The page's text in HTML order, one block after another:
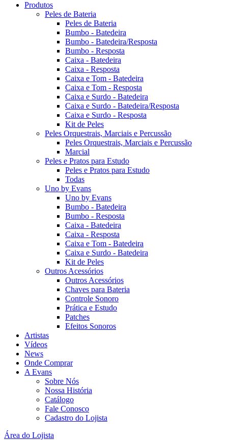
Produtos
Peles de Bateria
Peles de Bateria
Bumbo - Batedeira
Bumbo - Batedeira/Resposta
Bumbo - Resposta
Caixa - Batedeira
Caixa - Resposta
Caixa e Tom - Batedeira
Caixa e Tom - Resposta
Caixa e Surdo - Batedeira
Caixa e Surdo - Batedeira/Resposta
Caixa e Surdo - Resposta
Kit de Peles
Peles Orquestrais, Marciais e Percussão
Peles Orquestrais, Marciais e Percussão
Marcial
Peles e Pratos para Estudo
Peles e Pratos para Estudo
Todas
Uno by Evans
Uno by Evans
Bumbo - Batedeira
Bumbo - Resposta
Caixa - Batedeira
Caixa - Resposta
Caixa e Tom - Batedeira
Caixa e Surdo - Batedeira
Kit de Peles
Outros Acessórios
Outros Acessórios
Chaves para Bateria
Controle Sonoro
Prática e Estudo
Patches
Efeitos Sonoros
Artistas
Vídeos
News
Onde Comprar
A Evans
Sobre Nós
Nossa História
Catálogo
Fale Conosco
Cadastro do Lojista
Área do Lojista